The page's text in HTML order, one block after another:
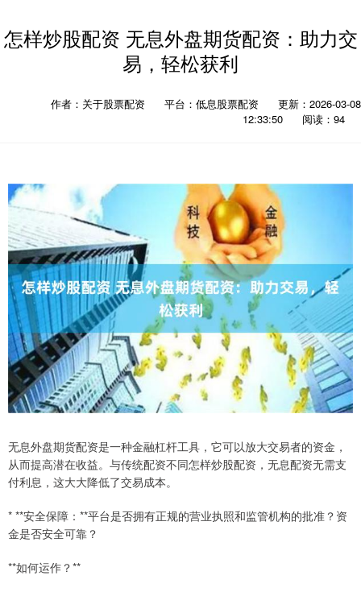
怎样炒股配资 无息外盘期货配资：助力交
易，轻松获利
作者：关于股票配资 平台：低息股票配资
更新：2026-03-08
12:33:50
阅读：94
无息外盘期货配资是一种金融杠杆工具，它可以放大交易者的资金，
从而提高潜在收益。与传统配资不同怎样炒股配资，无息配资无需支
付利息，这大大降低了交易成本。
* **安全保障：**平台是否拥有正规的营业执照和监管机构的批准？资
金是否安全可靠？
**如何运作？**